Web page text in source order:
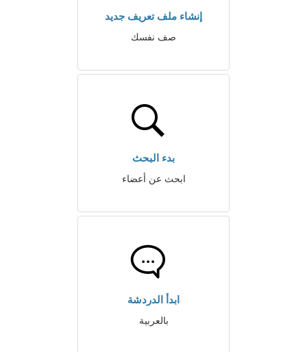
إنشاء ملف تعريف جديد
صف نفسك
بدء البحث
ابحث عن أعضاء
ابدأ الدردشة
بالعربية